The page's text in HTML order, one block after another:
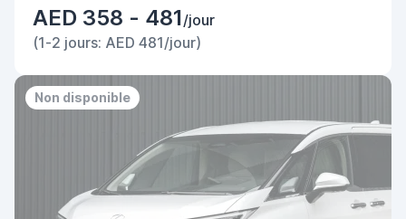
AED 358 - 481/jour
(1-2 jours: AED 481/jour)
Non disponible